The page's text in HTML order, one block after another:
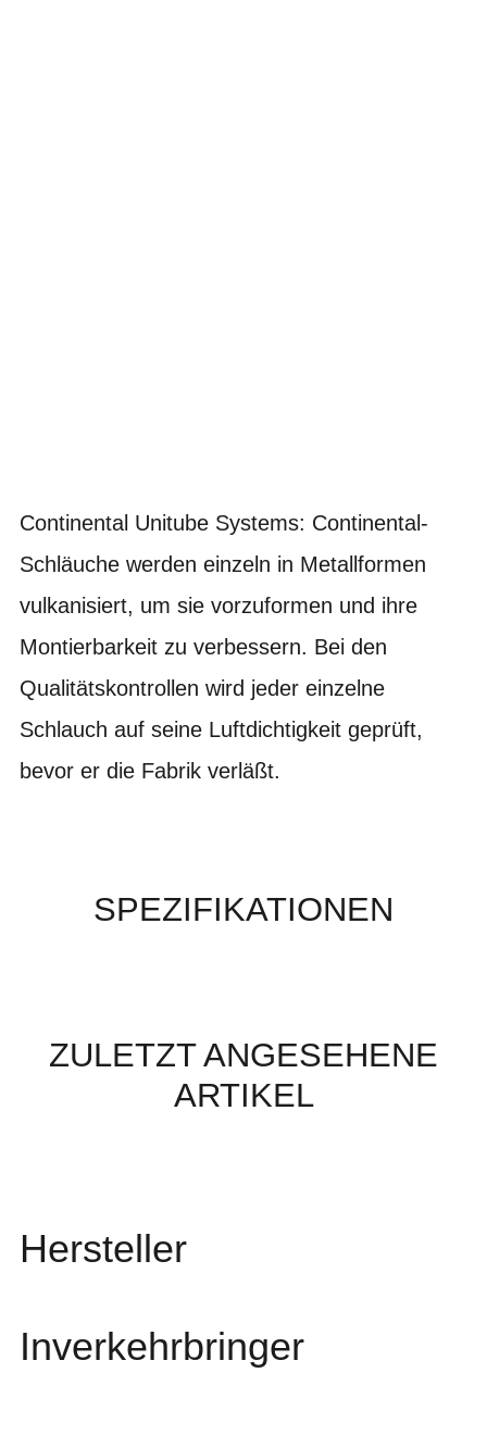
Continental Unitube Systems: Continental-
Schläuche werden einzeln in Metallformen
vulkanisiert, um sie vorzuformen und ihre
Montierbarkeit zu verbessern. Bei den
Qualitätskontrollen wird jeder einzelne
Schlauch auf seine Luftdichtigkeit geprüft,
bevor er die Fabrik verläßt.
SPEZIFIKATIONEN
ZULETZT ANGESEHENE
ARTIKEL
Hersteller
Inverkehrbringer